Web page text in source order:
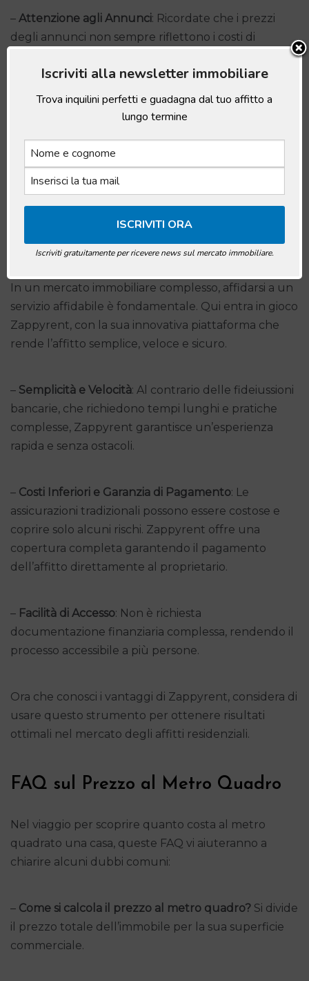
– Attenzione agli Annunci: Ricordate che i prezzi
degli annunci non sempre riflettono i costi di
Perché Scegliere Zappyrent
In un mercato immobiliare complesso, affidarsi a un
servizio affidabile è fondamentale. Qui entra in gioco
Zappyrent, con la sua innovativa piattaforma che
rende l’affitto semplice, veloce e sicuro.
– Semplicità e Velocità: Al contrario delle fideiussioni
bancarie, che richiedono tempi lunghi e pratiche
complesse, Zappyrent garantisce un’esperienza
rapida e senza ostacoli.
– Costi Inferiori e Garanzia di Pagamento: Le
assicurazioni tradizionali possono essere costose e
coprire solo alcuni rischi. Zappyrent offre una
copertura completa garantendo il pagamento
dell’affitto direttamente al proprietario.
– Facilità di Accesso: Non è richiesta
documentazione finanziaria complessa, rendendo il
processo accessibile a più persone.
Ora che conosci i vantaggi di Zappyrent, considera di
usare questo strumento per ottenere risultati
ottimali nel mercato degli affitti residenziali.
FAQ sul Prezzo al Metro Quadro
Nel viaggio per scoprire quanto costa al metro
quadrato una casa, queste FAQ vi aiuteranno a
chiarire alcuni dubbi comuni:
– Come si calcola il prezzo al metro quadro? Si divide
il prezzo totale dell’immobile per la sua superficie
commerciale.
Iscriviti alla newsletter immobiliare
Trova inquilini perfetti e guadagna dal tuo affitto a
lungo termine
Iscriviti gratuitamente per ricevere news sul mercato immobiliare.